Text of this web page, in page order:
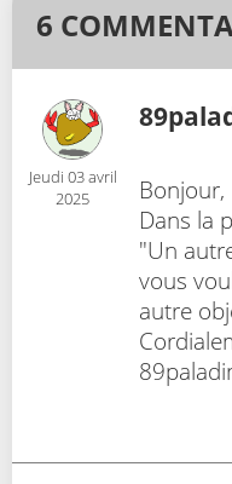
6
Jeudi 03 avril
2025
Bonjour,
Dans la
"Un
vous
autre